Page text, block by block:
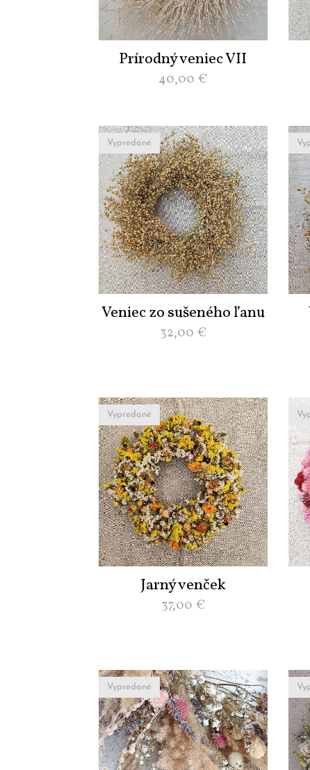
Prírodný veniec VII
40,00 €
Veniec zo sušeného ľanu
Vypredané
32,00 €
Jarný venček
Vypredané
37,00 €
Vypredané